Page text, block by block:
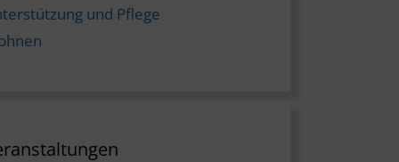
und Pflege